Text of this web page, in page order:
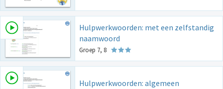
Hulpwerkwoorden: met een zelfstandig
naamwoord
Groep 7, 8
Hulpwerkwoorden: algemeen